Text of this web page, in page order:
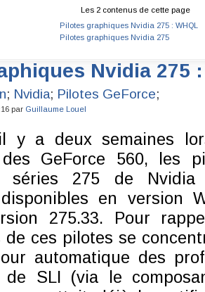
Les 2 contenus de cette page
Pilotes graphiques Nvidia 275 : WHQL
Pilotes graphiques Nvidia 275
Nvidia 275 :
; Nvidia; Pilotes GeForce;
par Guillaume Louel
y a deux semaines
des GeForce 560, les
séries 275 de Nvidia
en version
275.33. Pour
de ces pilotes se
automatique des
de SLI (via le